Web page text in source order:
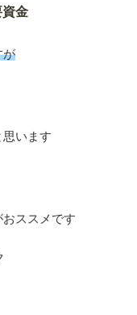
金
が
います
ススメです